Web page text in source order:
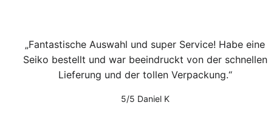
Fantastische Auswahl und super Service! Habe eine
Seiko bestellt und war beeindruckt von der schnellen
Lieferung und der tollen Verpackung.
5/5 Daniel K